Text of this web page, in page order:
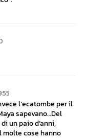
l’ecatombe per il
sapevano…Del
un paio d’anni,
cose hanno